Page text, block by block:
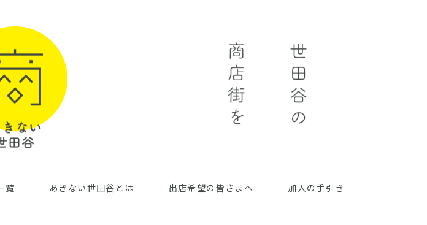
覧 あきない世田谷とは 出店希望の皆さまへ 加入の手引き